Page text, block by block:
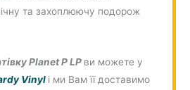
та захоплюючу подорож
Planet P LP ви можете у
Vinyl і ми Вам її доставимо